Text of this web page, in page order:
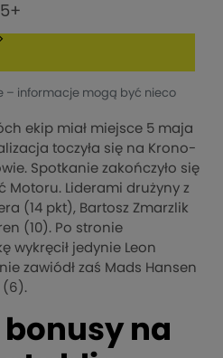
– informacje mogą być nieco
ekip miał miejsce 5 maja
toczyła się na Krono-
Spotkanie zakończyło się
Motoru. Liderami drużyny z
(14 pkt), Bartosz Zmarzlik
(10). Po stronie
wykręcił jedynie Leon
zawiódł zaś Mads Hansen
(6).
bonusy na